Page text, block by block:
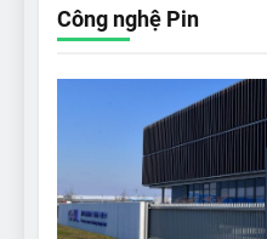
Bài
thủ
‘Nó
ĐÁNH
Công nghệ Pin